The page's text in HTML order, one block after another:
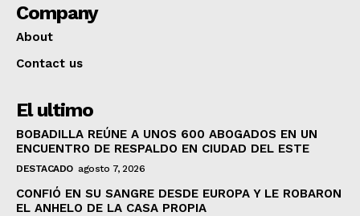
Company
About
Contact us
El ultimo
BOBADILLA REÚNE A UNOS 600 ABOGADOS EN UN
ENCUENTRO DE RESPALDO EN CIUDAD DEL ESTE
DESTACADO agosto 7, 2026
CONFIÓ EN SU SANGRE DESDE EUROPA Y LE ROBARON
EL ANHELO DE LA CASA PROPIA